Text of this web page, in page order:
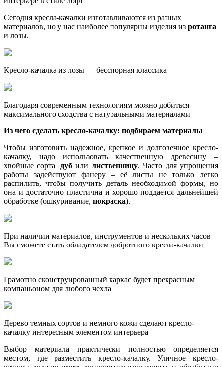
Сегодня кресла-качалки изготавливаются из разных
материалов, но у нас наиболее популярны изделия из ротанга
и лозы.
Кресло-качалка из лозы — бесспорная классика
Благодаря современным технологиям можно добиться
максимального сходства с натуральными материалами
Из чего сделать кресло-качалку: подбираем материалы
Чтобы изготовить надежное, крепкое и долговечное кресло-
качалку, надо использовать качественную древесину –
хвойные сорта, дубили лиственницу. Часто для упрощения
работы задействуют фанеру – её листы не только легко
распилить, чтобы получить деталь необходимой формы, но
она и достаточно пластична и хорошо поддается дальнейшей
обработке (ошкуривание, покраска).
При наличии материалов, инструментов и нескольких часов
Вы сможете стать обладателем добротного кресла-качалки
Грамотно сконструированный каркас будет прекрасным
компаньоном для любого чехла
Дерево темных сортов и немного кожи сделают кресло-
качалку интересным элементом интерьера
Выбор материала практически полностью определяется
местом, где разместить кресло-качалку. Уличное кресло-